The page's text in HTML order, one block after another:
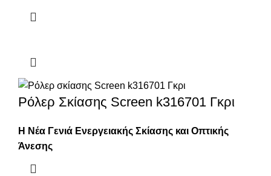
Ρόλερ Σκίασης Screen k316701 Γκρι
Η Νέα Γενιά Ενεργειακής Σκίασης και Οπτικής
Άνεσης